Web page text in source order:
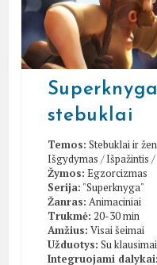
stebuklai
Temos: Stebuklai ir
Išgydymas /Išpažintis /
Žymos: Egzorcizmas
Serija: "Superknyga"
Žanras: Animaciniai
Trukmė: 20-30 min
Amžius: Visai šeimai
Užduotys: Su
Integruojami dalykai: